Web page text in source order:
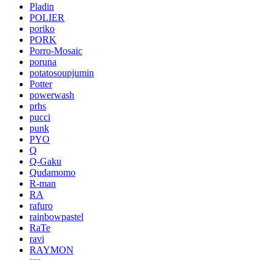
Pladin
POLIER
poriko
PORK
Porro-Mosaic
poruna
potatosoupjumin
Potter
powerwash
prhs
pucci
punk
PYO
Q
Q-Gaku
Qudamomo
R-man
RA
rafuro
rainbowpastel
RaTe
ravi
RAYMON